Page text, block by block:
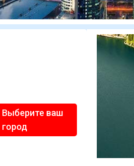
Выберите ваш
город